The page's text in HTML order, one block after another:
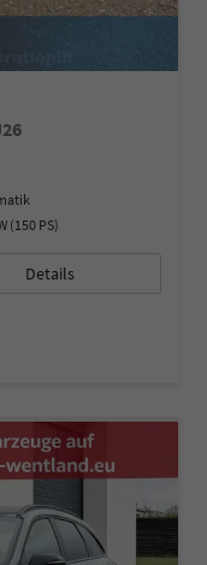
(150 PS)
Details